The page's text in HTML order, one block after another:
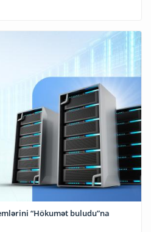
“Hökumət buludu”na